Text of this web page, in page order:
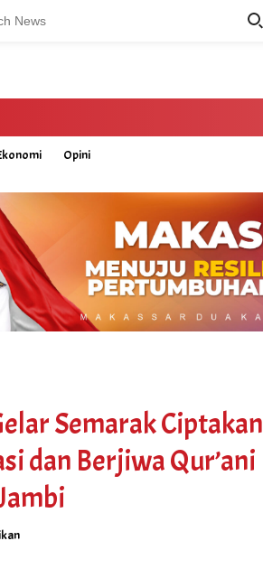
Opini
Semarak Ciptakan
dan Berjiwa Qur’ani